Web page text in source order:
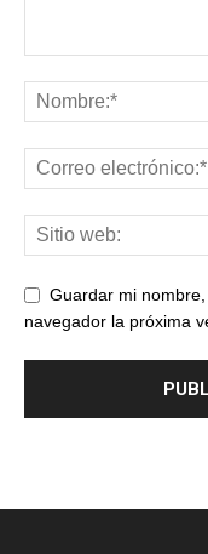
Guardar mi
navegador la próxima